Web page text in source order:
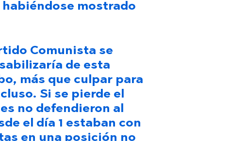
mostrado
Comunista se
de esta
más que culpar para
Si se pierde el
no defendieron al
el día 1 estaban con
en una posición no